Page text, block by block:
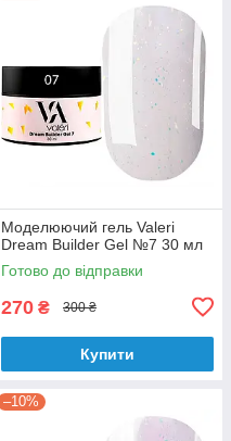
Моделюючий гель Valeri
Dream Builder Gel №7 30 мл
Готово до відправки
270 ₴ 300 ₴
Купити
–10%